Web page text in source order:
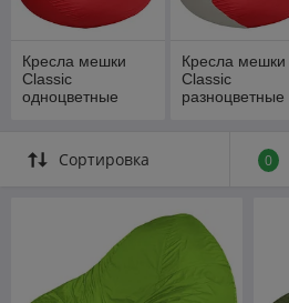
Кресла мешки
Classic
одноцветные
Кресла мешки
Classic
разноцветные
Сортировка 0